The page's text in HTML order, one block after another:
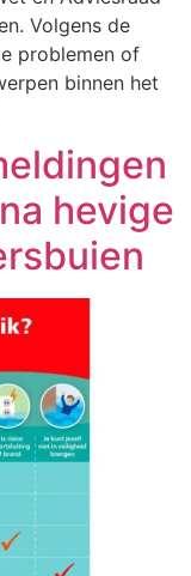
Volgens de
problemen of
binnen het
hevige